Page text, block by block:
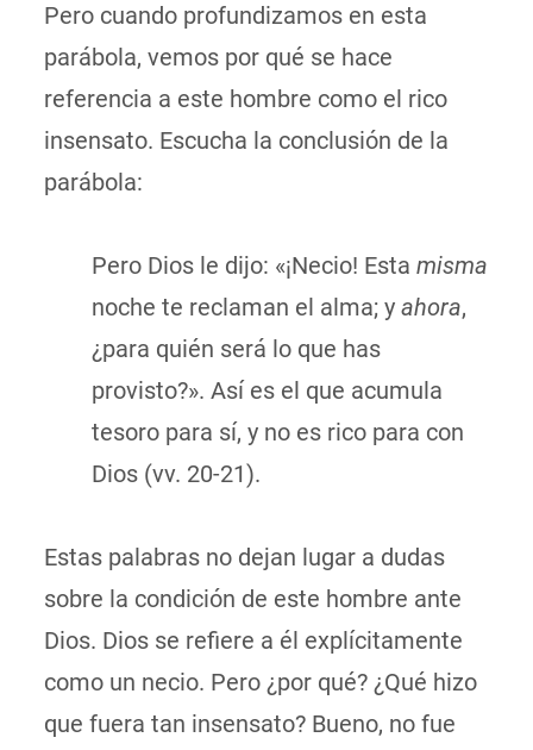
Pero cuando profundizamos en esta
parábola, vemos por qué se hace
referencia a este hombre como el rico
insensato. Escucha la conclusión de la
parábola:
Pero Dios le dijo: «¡Necio! Esta misma
noche te reclaman el alma; y ahora,
¿para quién será lo que has
provisto?». Así es el que acumula
tesoro para sí, y no es rico para con
Dios (vv. 20-21).
Estas palabras no dejan lugar a dudas
sobre la condición de este hombre ante
Dios. Dios se refiere a él explícitamente
como un necio. Pero ¿por qué? ¿Qué hizo
que fuera tan insensato? Bueno, no fue